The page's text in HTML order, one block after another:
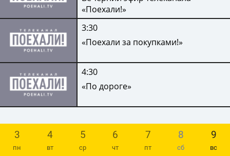
«Поехали!»
3:30
«Поехали за покупками!»
4:30
«По дороге»
3
пн
4
вт
5
ср
6
чт
7
пт
8
сб
9
вс